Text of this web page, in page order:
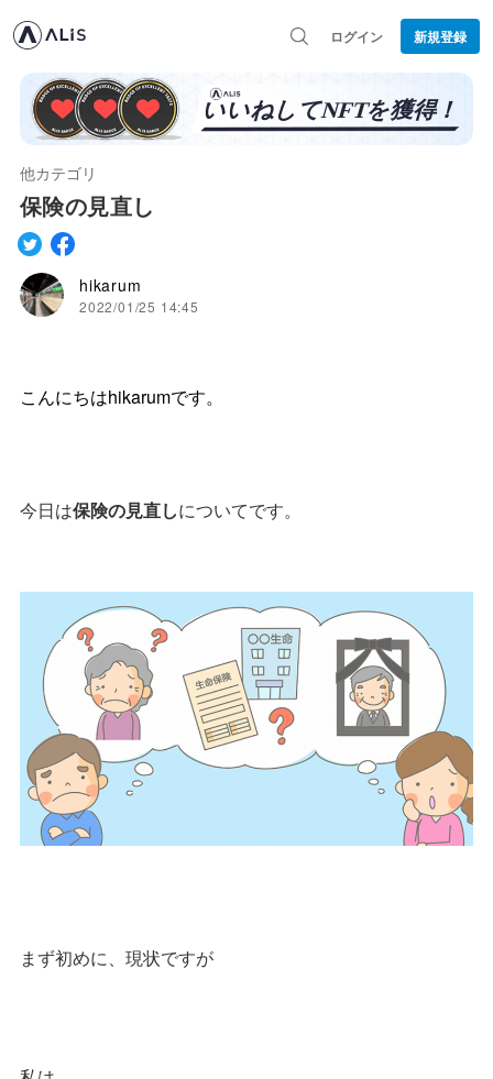
ログイン 新規登録
他カテゴリ
保険の見直し
hikarum
2022/01/25 14:45
こんにちはhikarumです。
今日は保険の見直しについてです。
まず初めに、現状ですが